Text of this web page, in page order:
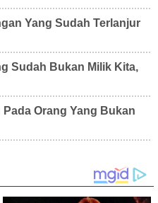
Yang Sudah Terlanjur
Sudah Bukan Milik Kita,
Orang Yang Bukan